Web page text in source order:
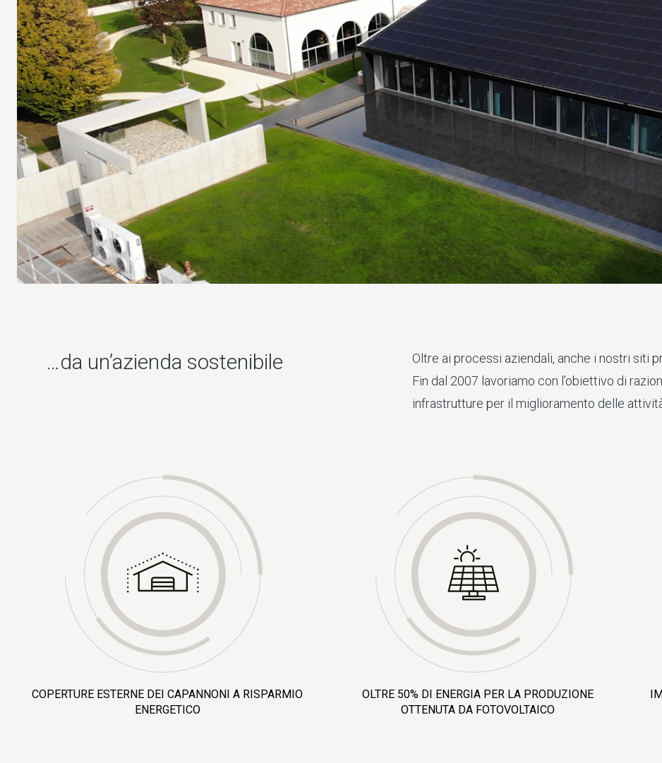
…da un’azienda sostenibile
Oltre ai processi aziendali, anche i nostri siti
Fin dal 2007 lavoriamo con l’obiettivo di
infrastrutture per il miglioramento delle
COPERTURE ESTERNE DEI CAPANNONI A RISPARMIO
ENERGETICO
OLTRE 50% DI ENERGIA PER LA PRODUZIONE
OTTENUTA DA FOTOVOLTAICO